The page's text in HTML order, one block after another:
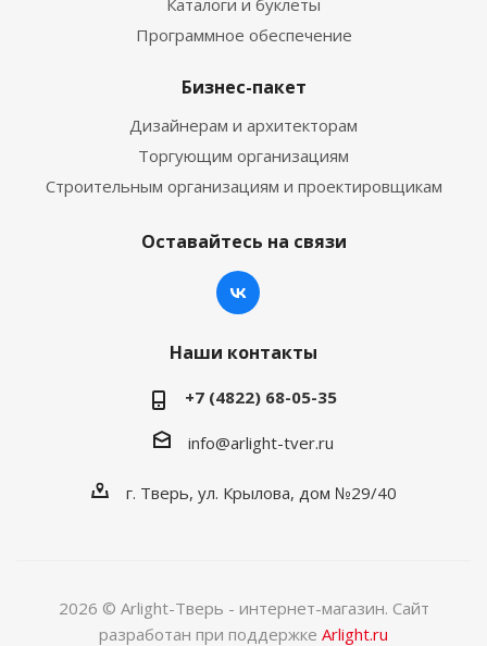
Каталоги и буклеты
Программное обеспечение
Бизнес-пакет
Дизайнерам и архитекторам
Торгующим организациям
Строительным организациям и проектировщикам
Оставайтесь на связи
Наши контакты
+7 (4822) 68-05-35
info@arlight-tver.ru
г. Тверь, ул. Крылова, дом №29/40
2026 © Arlight-Тверь - интернет-магазин. Сайт
разработан при поддержке Arlight.ru